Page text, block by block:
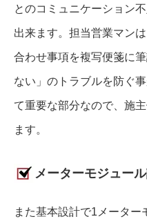
とのコミュニケーション
出来ます。担当営業マン
合わせ事項を複写便箋に
ない」のトラブルを防ぐ
て重要な部分なので、施
ます。
メーターモジュー
また基本設計で1メータ